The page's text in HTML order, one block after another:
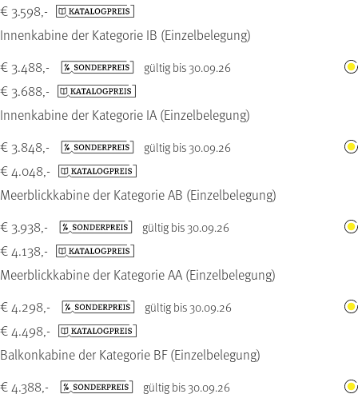
Innenkabine der Kategorie IB (Einzelbelegung)
€ 3.598,-
Innenkabine der Kategorie IA (Einzelbelegung)
€ 3.488,- gültig bis 30.09.26
€ 3.688,-
Meerblickkabine der Kategorie AB (Einzelbelegung)
€ 3.848,- gültig bis 30.09.26
€ 4.048,-
Meerblickkabine der Kategorie AA (Einzelbelegung)
€ 3.938,- gültig bis 30.09.26
€ 4.138,-
Balkonkabine der Kategorie BF (Einzelbelegung)
€ 4.298,- gültig bis 30.09.26
€ 4.498,-
€ 4.388,- gültig bis 30.09.26